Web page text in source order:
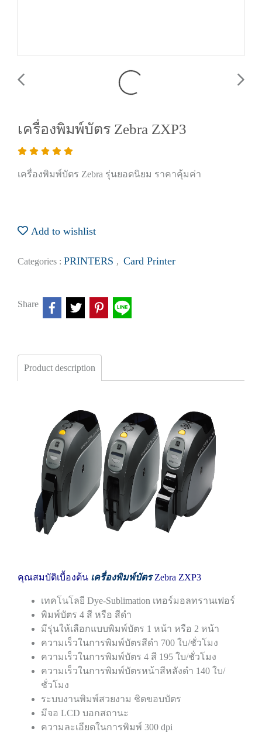
เครื่องพิมพ์บัตร Zebra ZXP3
เครื่องพิมพ์บัตร Zebra รุ่นยอดนิยม ราคาคุ้มค่า
Add to wishlist
Categories : PRINTERS , Card Printer
Share
Product description
คุณสมบัติเบื้องต้น เครื่องพิมพ์บัตร Zebra ZXP3
เทคโนโลยี Dye-Sublimation เทอร์มอลทรานเฟอร์
พิมพ์บัตร 4 สี หรือ สีดำ
มีรุ่นให้เลือกแบบพิมพ์บัตร 1 หน้า หรือ 2 หน้า
ความเร็วในการพิมพ์บัตรสีดำ 700 ใบ/ชั่วโมง
ความเร็วในการพิมพ์บัตร 4 สี 195 ใบ/ชั่วโมง
ความเร็วในการพิมพ์บัตรหน้าสีหลังดำ 140 ใบ/
ชั่วโมง
ระบบงานพิมพ์สวยงาม ชิดขอบบัตร
มีจอ LCD บอกสถานะ
ความละเอียดในการพิมพ์ 300 dpi